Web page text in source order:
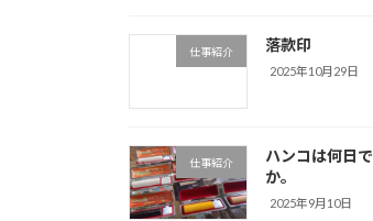
仕事紹介 落款印
2025年10月29日
仕事紹介
ハンコは何日
か。
2025年9月10日